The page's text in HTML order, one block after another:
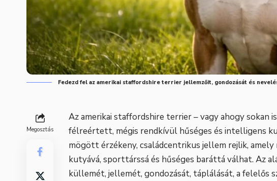
Fedezd fel az amerikai staffordshire terrier jellemzőit, gondozását és
Megosztás
Az amerikai staffordshire terrier – vagy ahogy sokan
félreértett, mégis rendkívül hűséges és intelligens
mögött érzékeny, családcentrikus jellem rejlik,
kutyává, sporttárssá és hűséges baráttá válhat. Az
küllemét, jellemét, gondozását, táplálását, a felelős